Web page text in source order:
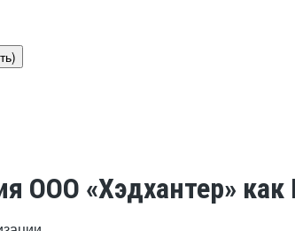
ООО «Хэдхантер»